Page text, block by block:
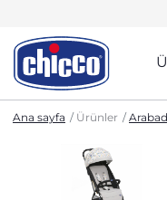
Ana sayfa Ürünler